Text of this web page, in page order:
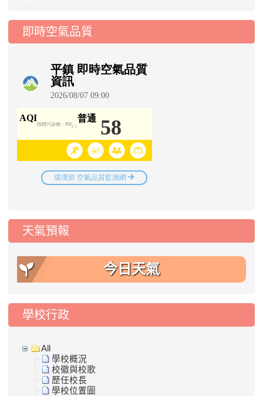
即時空氣品質
天氣預報
今日天氣
學校行政
All
學校概況
校徽與校歌
歷任校長
學校位置圖